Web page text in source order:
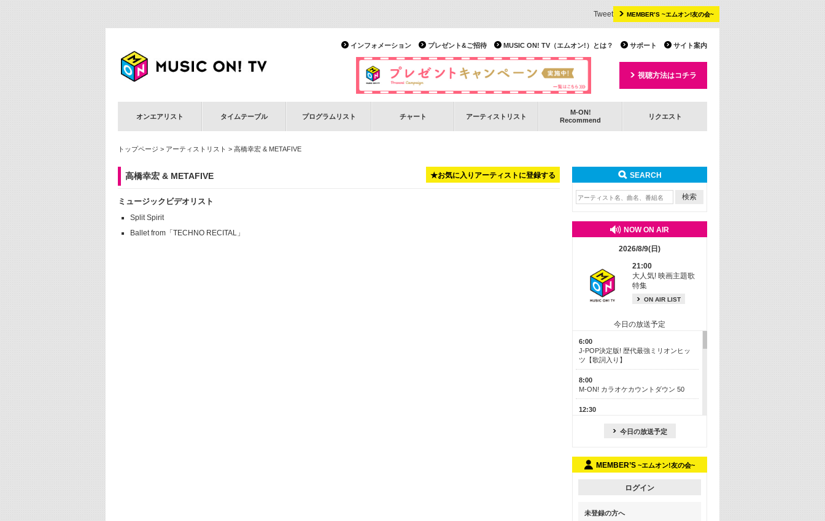
MEMBER’S ~エムオン!友の会~
Tweet
サイト案内
サポート
MUSIC ON! TV（エムオン!）とは？
プレゼント&ご招待
インフォメーション
視聴方法はコチラ
オンエアリスト タイムテーブル プログラムリスト チャート アーティストリスト
M-ON!
Recommend
リクエスト
トップページ > アーティストリスト > 高橋幸宏 & METAFIVE
★お気に入りアーティストに登録する
高橋幸宏 & METAFIVE
ミュージックビデオリスト
Split Spirit
Ballet from「TECHNO RECITAL」
SEARCH
NOW ON AIR
2026/8/9(日)
21:00
大人気! 映画主題歌
特集
ON AIR LIST
今日の放送予定
6:00
J-POP決定版! 歴代最強ミリオンヒッ
ツ【歌詞入り】
8:00
M-ON! カラオケカウントダウン 50
12:30
18:30
Hits ON! 最新アニメ主題歌特集 ＜＃
今日の放送予定
MEMBER’S ~エムオン!友の会~
ログイン
未登録の方へ